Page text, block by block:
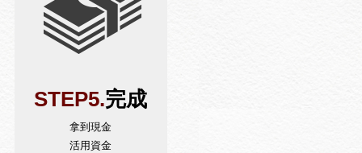
STEP5.完成
拿到現金
活用資金